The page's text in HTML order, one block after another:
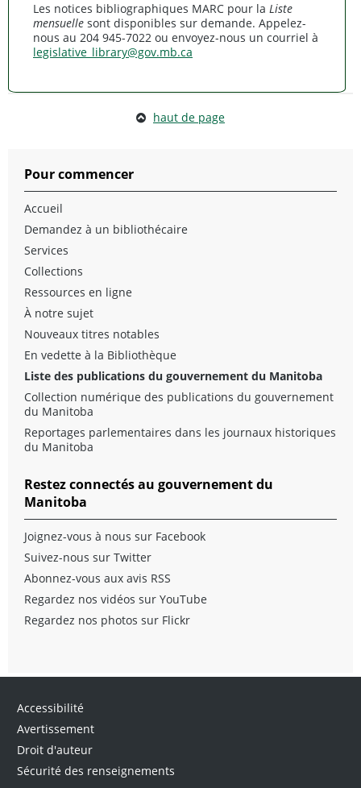
Les notices bibliographiques MARC pour la Liste
mensuelle sont disponibles sur demande. Appelez-
nous au 204 945-7022 ou envoyez-nous un courriel à
legislative_library@gov.mb.ca
haut de page
Pour commencer
Accueil
Demandez à un bibliothécaire
Services
Collections
Ressources en ligne
À notre sujet
Nouveaux titres notables
En vedette à la Bibliothèque
Liste des publications du gouvernement du Manitoba
Collection numérique des publications du gouvernement
du Manitoba
Reportages parlementaires dans les journaux historiques
du Manitoba
Restez connectés au gouvernement du
Manitoba
Joignez-vous à nous sur Facebook
Suivez-nous sur Twitter
Abonnez-vous aux avis RSS
Regardez nos vidéos sur YouTube
Regardez nos photos sur Flickr
Accessibilité
Avertissement
Droit d'auteur
Sécurité des renseignements